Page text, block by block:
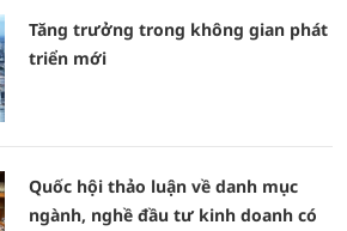
Tăng trưởng trong không gian phát
triển mới
Quốc hội thảo luận về danh mục
ngành, nghề đầu tư kinh doanh có